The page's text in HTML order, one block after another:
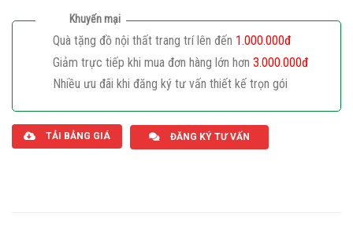
Khuyến mại
Quà tặng đồ nội thất trang trí lên đến 1.000.000đ
Giảm trực tiếp khi mua đơn hàng lớn hơn 3.000.000đ
Nhiều ưu đãi khi đăng ký tư vấn thiết kế trọn gói
TẢI BẢNG GIÁ ĐĂNG KÝ TƯ VẤN